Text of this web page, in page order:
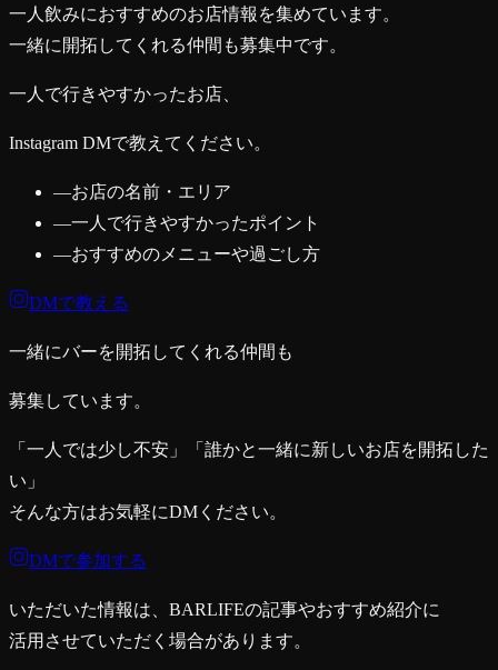
一人飲みにおすすめのお店情報を集めています。
一緒に開拓してくれる仲間も募集中です。
一人で行きやすかったお店、
Instagram DMで教えてください。
―お店の名前・エリア
―一人で行きやすかったポイント
―おすすめのメニューや過ごし方
DMで教える
一緒にバーを開拓してくれる仲間も
募集しています。
「一人では少し不安」「誰かと一緒に新しいお店を開拓した
い」
そんな方はお気軽にDMください。
DMで参加する
いただいた情報は、BARLIFEの記事やおすすめ紹介に
活用させていただく場合があります。